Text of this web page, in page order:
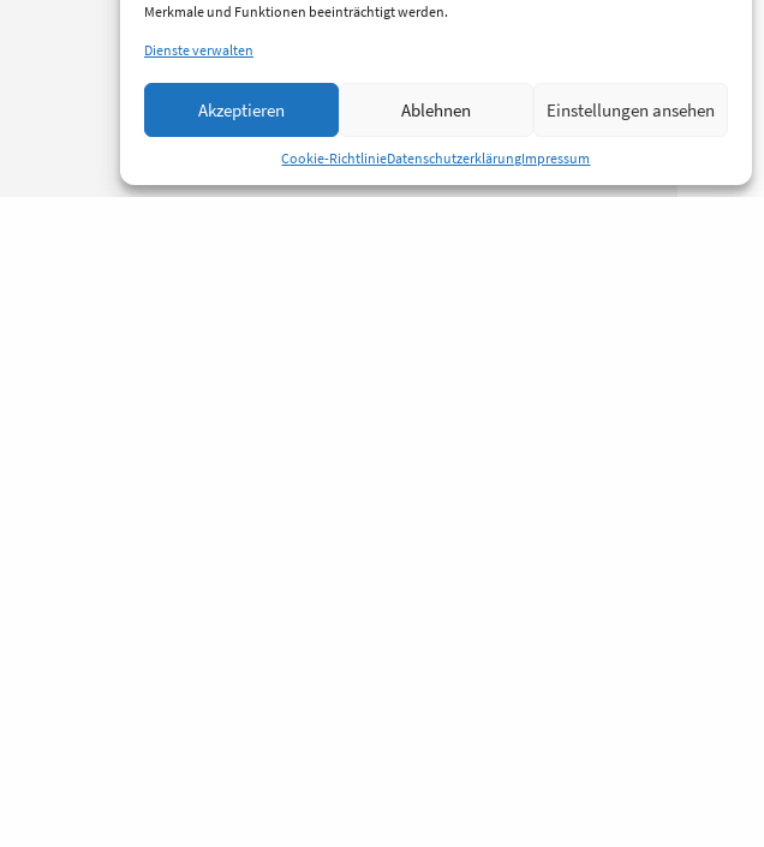
Merkmale und Funktionen beeinträchtigt werden.
Dienste verwalten
Akzeptieren Ablehnen Einstellungen ansehen
Cookie-RichtlinieDatenschutzerklärungImpressum